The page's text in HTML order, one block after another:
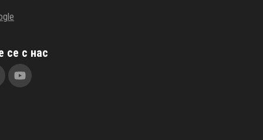
се с нас